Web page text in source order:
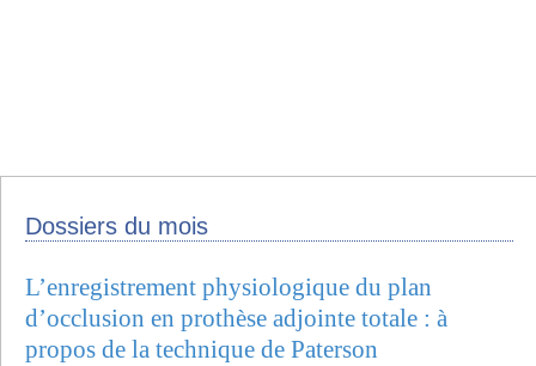
Dossiers du mois
L’enregistrement physiologique du plan
d’occlusion en prothèse adjointe totale : à
propos de la technique de Paterson